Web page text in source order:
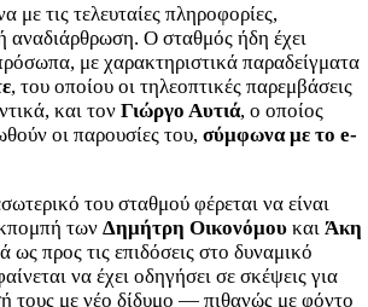
τις τελευταίες πληροφορίες,
αναδιάρθρωση. Ο σταθμός ήδη έχει
με χαρακτηριστικά παραδείγματα
, του οποίου οι τηλεοπτικές παρεμβάσεις
και τον Γιώργο Αυτιά, ο οποίος
οι παρουσίες του, σύμφωνα με το e-
του σταθμού φέρεται να είναι
των Δημήτρη Οικονόμου και Άκη
ως προς τις επιδόσεις στο δυναμικό
να έχει οδηγήσει σε σκέψεις για
τους με νέο δίδυμο — πιθανώς με φόντο